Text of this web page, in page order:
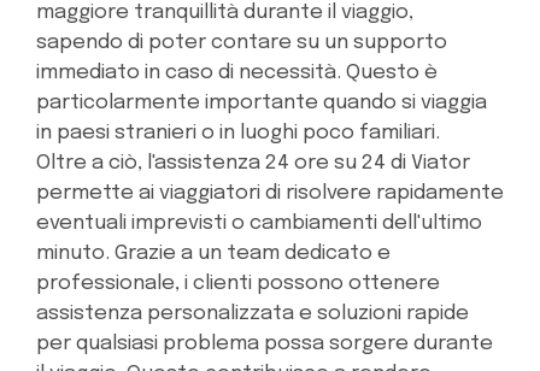
maggiore tranquillità durante il viaggio,
sapendo di poter contare su un supporto
immediato in caso di necessità. Questo è
particolarmente importante quando si viaggia
in paesi stranieri o in luoghi poco familiari.
Oltre a ciò, l'assistenza 24 ore su 24 di Viator
permette ai viaggiatori di risolvere rapidamente
eventuali imprevisti o cambiamenti dell'ultimo
minuto. Grazie a un team dedicato e
professionale, i clienti possono ottenere
assistenza personalizzata e soluzioni rapide
per qualsiasi problema possa sorgere durante